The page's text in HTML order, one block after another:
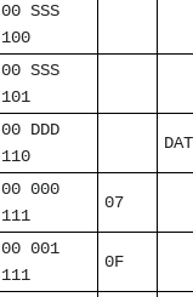
00 SSS
100
00 SSS
101
00 DDD
110
00 000
111
07
00 001
111
0F